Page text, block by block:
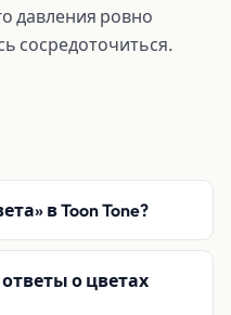
давления ровно
сосредоточиться.
в Toon Tone?
о цветах